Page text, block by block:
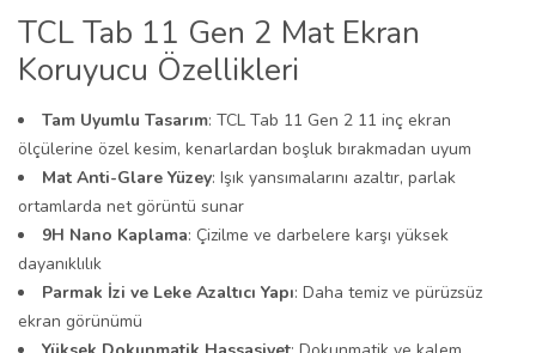
TCL Tab 11 Gen 2 Mat Ekran
Koruyucu Özellikleri
Tam Uyumlu Tasarım: TCL Tab 11 Gen 2 11 inç ekran
ölçülerine özel kesim, kenarlardan boşluk bırakmadan uyum
Mat Anti-Glare Yüzey: Işık yansımalarını azaltır, parlak
ortamlarda net görüntü sunar
9H Nano Kaplama: Çizilme ve darbelere karşı yüksek
dayanıklılık
Parmak İzi ve Leke Azaltıcı Yapı: Daha temiz ve pürüzsüz
ekran görünümü